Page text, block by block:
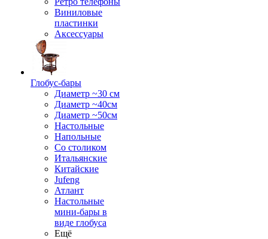
Виниловые
пластинки
Аксессуары
Глобус-бары
Диаметр ~30 см
Диаметр ~40см
Диаметр ~50см
Настольные
Напольные
Со столиком
Итальянские
Китайские
Jufeng
Атлант
Настольные
мини-бары в
виде глобуса
Ещё